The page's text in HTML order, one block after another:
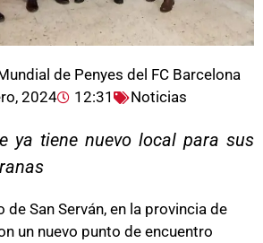
de Penyes del FC Barcelona
2024
12:31 Noticias
ya tiene nuevo local para sus
de San Serván, en la provincia de
un nuevo punto de encuentro